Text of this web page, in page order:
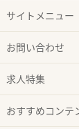
サイトメニュー
お問い合わせ
求人特集
おすすめコンテ